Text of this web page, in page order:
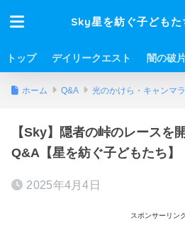
Sky星を紡ぐ子ども
トップ デイリークエスト 闇の破
ホーム Q&A 光のかけら・キャンマ
【Sky】隠者の峠のレースを
Q&A【星を紡ぐ子どもたち】
2025年4月4日
スポンサーリンク